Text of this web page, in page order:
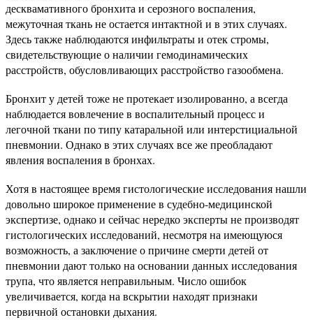
десквамативного бронхита и серозного воспаления,
межуточная ткань не остается интактной и в этих случаях.
Здесь также наблюдаются инфильтраты и отек стромы,
свидетельствующие о наличии гемодинамических
расстройств, обусловливающих расстройство газообмена.
Бронхит у детей тоже не протекает изолированно, а всегда
наблюдается вовлечение в воспалительный процесс и
легочной ткани по типу катаральной или интерстициальной
пневмонии. Однако в этих случаях все же преобладают
явления воспаления в бронхах.
Хотя в настоящее время гистологические исследования нашли
довольно широкое применение в судебно-медицинской
экспертизе, однако и сейчас нередко эксперты не производят
гистологических исследований, несмотря на имеющуюся
возможность, а заключение о причине смерти детей от
пневмонии дают только на основании данных исследования
трупа, что является неправильным. Число ошибок
увеличивается, когда на вскрытии находят признаки
первичной остановки дыхания.